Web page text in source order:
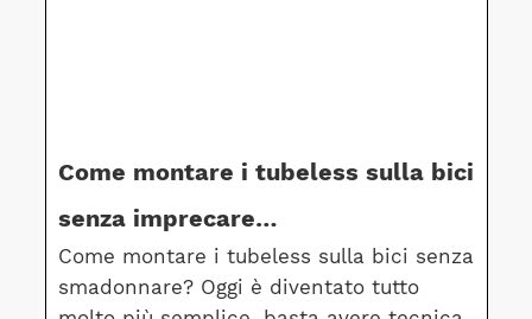
Come montare i tubeless sulla bici
senza imprecare…
Come montare i tubeless sulla bici senza
smadonnare? Oggi è diventato tutto